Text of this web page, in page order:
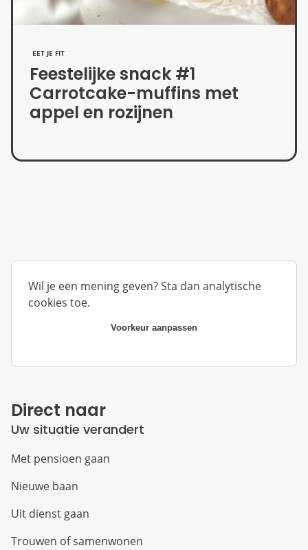
EET JE FIT
Feestelijke snack #1
Carrotcake-muffins met
appel en rozijnen
Wil je een mening geven? Sta dan analytische
cookies toe.
Voorkeur aanpassen
Direct naar
Uw situatie verandert
Met pensioen gaan
Nieuwe baan
Uit dienst gaan
Trouwen of samenwonen